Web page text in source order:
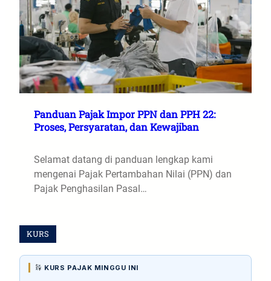
Panduan Pajak Impor PPN dan PPH 22:
Proses, Persyaratan, dan Kewajiban
Selamat datang di panduan lengkap kami
mengenai Pajak Pertambahan Nilai (PPN) dan
Pajak Penghasilan Pasal…
KURS
KURS PAJAK MINGGU INI